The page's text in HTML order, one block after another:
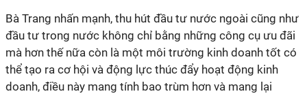
Bà Trang nhấn mạnh, thu hút đầu tư nước ngoài cũng như
đầu tư trong nước không chỉ bằng những công cụ ưu đãi
mà hơn thế nữa còn là một môi trường kinh doanh tốt có
thể tạo ra cơ hội và động lực thúc đẩy hoạt động kinh
doanh, điều này mang tính bao trùm hơn và mang lại